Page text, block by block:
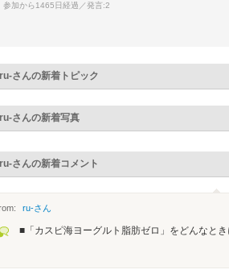
参加から1465日経過／発言:2
ru-さんの新着トピック
ru-さんの新着写真
ru-さんの新着コメント
ru-さん
■「カスピ海ヨーグルト脂肪ゼロ」をどんなと